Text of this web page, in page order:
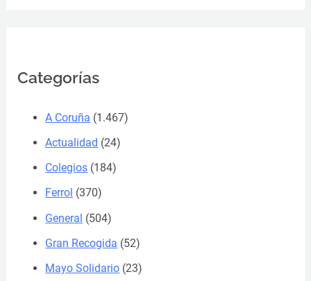
Categorías
A Coruña (1.467)
Actualidad (24)
Colegios (184)
Ferrol (370)
General (504)
Gran Recogida (52)
Mayo Solidario (23)